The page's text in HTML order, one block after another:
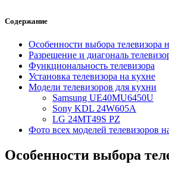
Содержание
Особенности выбора телевизора
Разрешение и диагональ
Функциональность телевизора
Установка телевизора на кухне
Модели телевизоров для кухни
Samsung UE40MU6450U
Sony KDL 24W605A
LG 24MT49S PZ
Фото всех моделей телевизоров
Особенности выбора